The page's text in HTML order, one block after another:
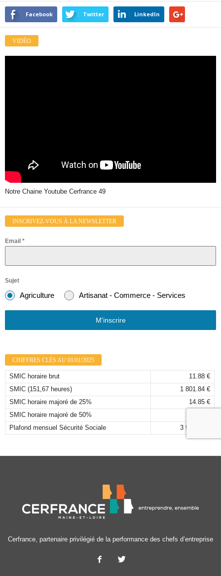
Facebook Twitter LinkedIn
VIDÉO
Notre Chaine Youtube Cerfrance 49
INSCRIVEZ-VOUS À LA NEWSLETTER
Email *
Sujet
Agriculture Artisanat - Commerce - Services
M'inscrire
CHIFFRES CLÉS AU 01/01/2025
SMIC horaire brut
11.88 €
SMIC (151,67 heures)
1 801.84 €
SMIC horaire majoré de 25%
14.85 €
SMIC horaire majoré de 50%
Plafond mensuel Sécurité Sociale
3 925,00 €
Cerfrance, partenaire privilégié de la performance des chefs d’entreprise